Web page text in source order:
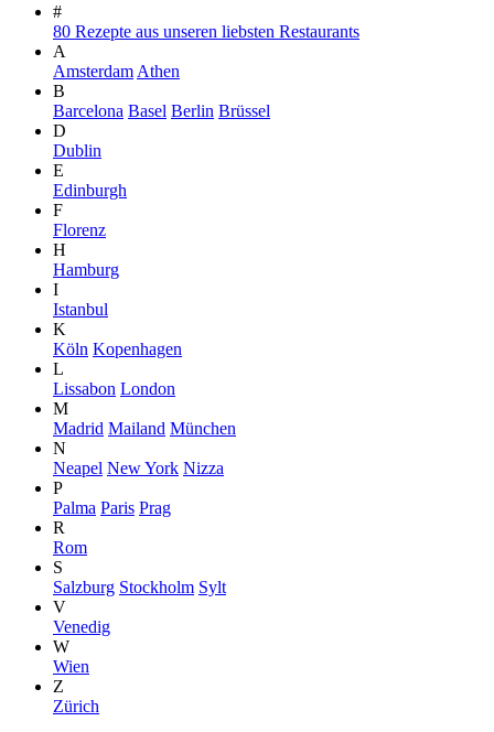
#
80 Rezepte aus unseren liebsten Restaurants
A
Amsterdam Athen
B
Barcelona Basel Berlin Brüssel
D
Dublin
E
Edinburgh
F
Florenz
H
Hamburg
I
Istanbul
K
Köln Kopenhagen
L
Lissabon London
M
Madrid Mailand München
N
Neapel New York Nizza
P
Palma Paris Prag
R
Rom
S
Salzburg Stockholm Sylt
V
Venedig
W
Wien
Z
Zürich